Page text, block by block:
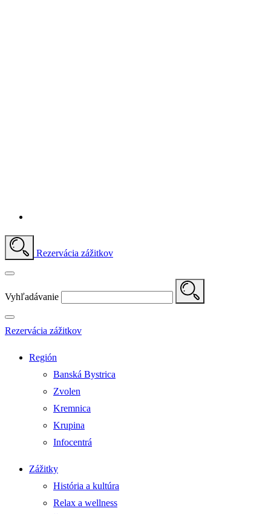
Rezervácia zážitkov
Vyhľadávanie
Rezervácia zážitkov
Región
Banská Bystrica
Zvolen
Kremnica
Krupina
Infocentrá
Zážitky
História a kultúra
Relax a wellness